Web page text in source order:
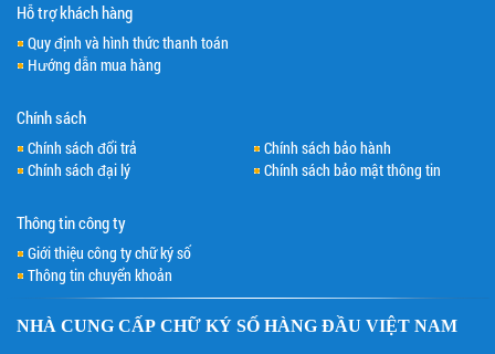
Hỗ trợ khách hàng
Quy định và hình thức thanh toán
Hướng dẫn mua hàng
Chính sách
Chính sách đổi trả
Chính sách bảo hành
Chính sách đại lý
Chính sách bảo mật thông tin
Thông tin công ty
Giới thiệu công ty chữ ký số
Thông tin chuyển khoản
NHÀ CUNG CẤP CHỮ KÝ SỐ HÀNG ĐẦU VIỆT NAM